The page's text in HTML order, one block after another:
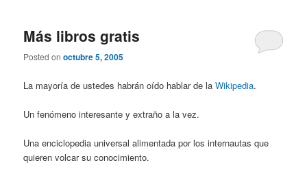
Más libros gratis
Posted onoctubre 5, 2005
La mayoría de ustedes habrán oído hablar de laWikipedia.
Un fenómeno interesante y extraño a la vez.
Una enciclopedia universal alimentada por los internautas que
quieren volcar su conocimiento.